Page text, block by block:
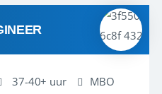
die droomreis te
37-40+ uur MBO